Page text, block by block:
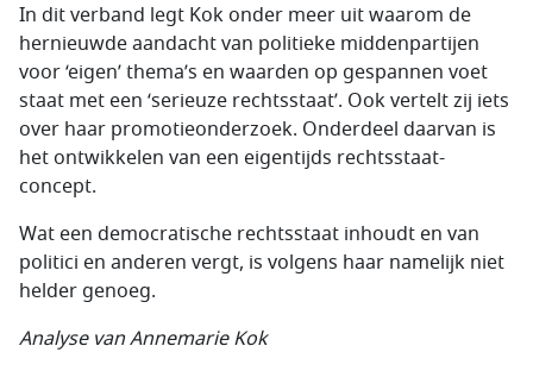
In dit verband legt Kok onder meer uit waarom de
hernieuwde aandacht van politieke middenpartijen
voor ‘eigen’ thema’s en waarden op gespannen voet
staat met een ‘serieuze rechtsstaat’. Ook vertelt zij iets
over haar promotieonderzoek. Onderdeel daarvan is
het ontwikkelen van een eigentijds rechtsstaat-
concept.
Wat een democratische rechtsstaat inhoudt en van
politici en anderen vergt, is volgens haar namelijk niet
helder genoeg.
Analyse van Annemarie Kok